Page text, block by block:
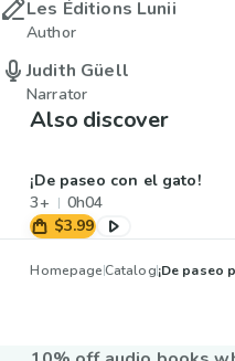
Les Éditions Lunii
Author
Judith Güell
Narrator
Also discover
¡De paseo con el gato!
3+
0h04
$3.99
HomepageCatalog¡De paseo